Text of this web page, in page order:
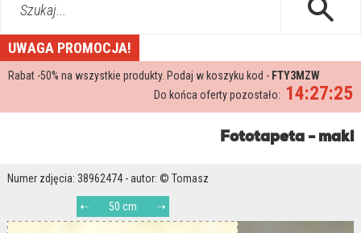
Szukaj...
UWAGA PROMOCJA!
Rabat -50% na wszystkie produkty. Podaj w koszyku kod - FTY3MZW
14:27:25
Do końca oferty pozostało:
Fototapeta - maki
Numer zdjęcia: 38962474 - autor: © Tomasz
50 cm